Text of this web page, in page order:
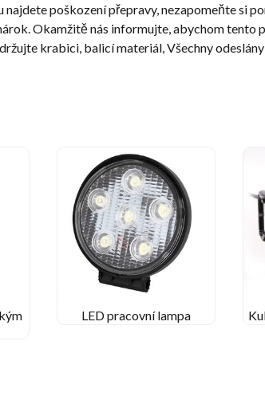
poškození přepravy, nezapomeňte si
Okamžitě nás informujte, abychom tento
krabici, balicí materiál, Všechny
LED pracovní lampa